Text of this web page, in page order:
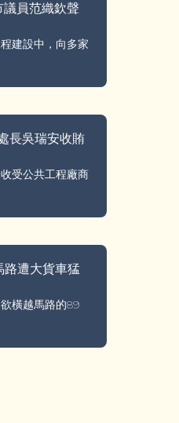
員范織欽聲
建設中，向多家
長吳瑞安收賄
受公共工程廠商
遭大貨車猛
橫越馬路的89